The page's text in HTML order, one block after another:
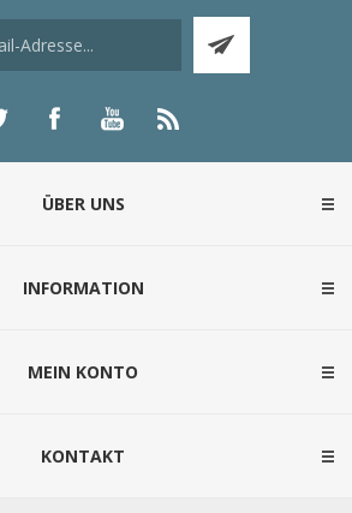
ÜBER UNS
INFORMATION
MEIN KONTO
KONTAKT